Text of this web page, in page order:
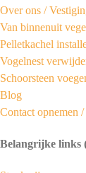
Over ons /
Van binnenuit
Pelletkachel
Vogelnest
Schoorsteen
Blog
Contact opnemen
Belangrijke links